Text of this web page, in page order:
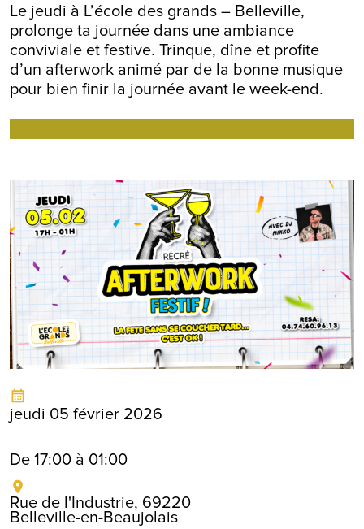
Le jeudi à L’école des grands – Belleville,
prolonge ta journée dans une ambiance
conviviale et festive. Trinque, dîne et profite
d’un afterwork animé par de la bonne musique
pour bien finir la journée avant le week-end.
jeudi 05 février 2026
De 17:00 à 01:00
Rue de l'Industrie, 69220
Belleville-en-Beaujolais